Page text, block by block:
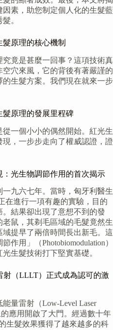
素，助您制定個人化的生髮藍
。
原理的核心機制
竟是甚麼一回事？這項技術真
穴來風，它的背後有著嚴謹的
生髮方案。我們現在就來一步
髮原理的發展里程碑
一個小小的偶然開始。紅光生
，一步步走向了權威認證，證
：光生物調節作用的首次揭示
九六七年。當時，匈牙利醫生
在進行一項有趣的實驗，目的
結果卻出現了意想不到的發
鼠，其剃毛區域的毛髮竟然生
提早了兩倍時間長出新毛。這
作用」（Photobiomodulation）
生髮技術打下堅實基礎。
射（LLLT）正式成為認可的激
量雷射（Low-Level Laser
應用開啟了大門。經過數十年
生髮效果獲得了越來越多的科